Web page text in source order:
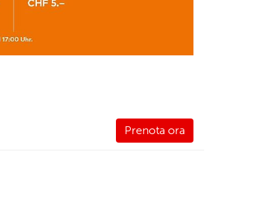
Prenota ora